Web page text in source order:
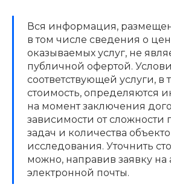
Вся информация,
в том числе сведения о
оказываемых услуг, не
публичной офертой.
соответствующей услуги, в
стоимость, определяются
на момент заключения
зависимости от сложности
задач и количества
исследования. Уточнить
можно, направив заявку на
электронной почты.